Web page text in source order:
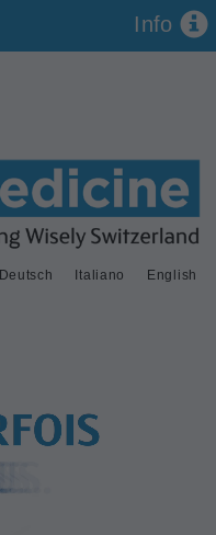
Deutsch Italiano English
Info